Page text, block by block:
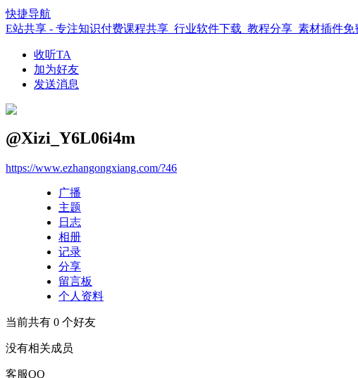
快捷导航
E站共享 - 专注知识付费课程共享_行业软件下载_教程分享_素材插件免
收听TA
加为好友
发送消息
@Xizi_Y6L06i4m
https://www.ezhangongxiang.com/?46
广播
主题
日志
相册
记录
分享
留言板
个人资料
当前共有 0 个好友
没有相关成员
客服QQ